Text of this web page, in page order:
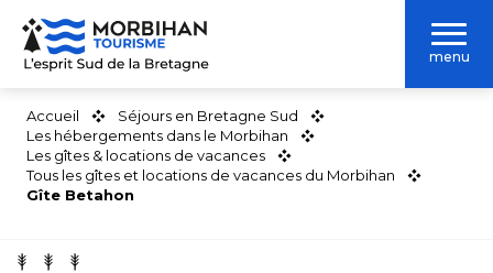
Aller
contenu
menu
Accueil
Séjours en Bretagne Sud
Les hébergements dans le Morbihan
Les gîtes & locations de vacances
Tous les gîtes et locations de vacances du Morbihan
Gîte Betahon